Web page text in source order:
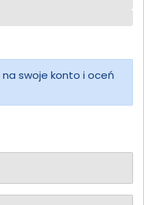
na swoje konto i oceń